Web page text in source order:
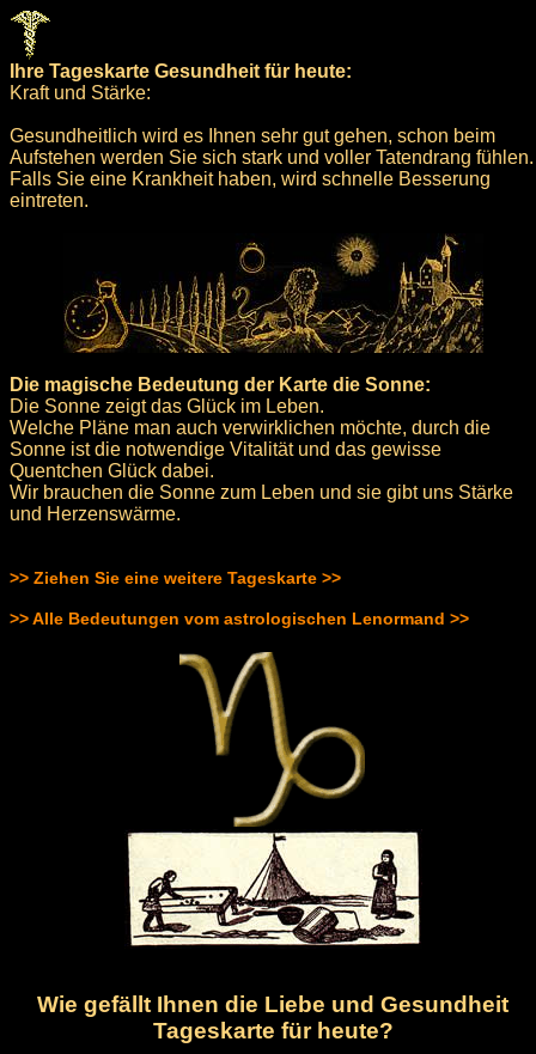
Ihre Tageskarte Gesundheit für heute:
Kraft und Stärke:
Gesundheitlich wird es Ihnen sehr gut gehen, schon beim
Aufstehen werden Sie sich stark und voller Tatendrang fühlen.
Falls Sie eine Krankheit haben, wird schnelle Besserung
eintreten.
Die magische Bedeutung der Karte die Sonne:
Die Sonne zeigt das Glück im Leben.
Welche Pläne man auch verwirklichen möchte, durch die
Sonne ist die notwendige Vitalität und das gewisse
Quentchen Glück dabei.
Wir brauchen die Sonne zum Leben und sie gibt uns Stärke
und Herzenswärme.
>> Ziehen Sie eine weitere Tageskarte >>
>> Alle Bedeutungen vom astrologischen Lenormand >>
Wie gefällt Ihnen die Liebe und Gesundheit
Tageskarte für heute?